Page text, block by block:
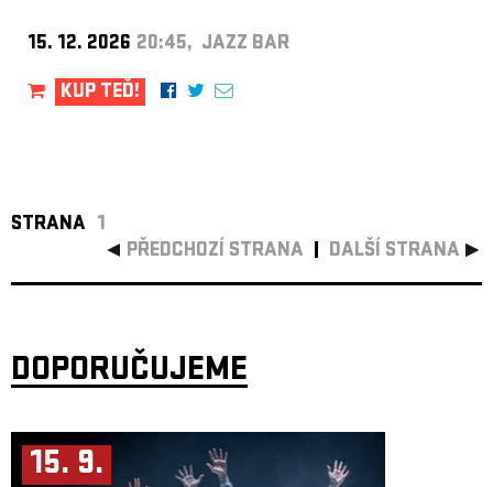
15. 12. 2026 20:45, JAZZ BAR
KUP TEĎ!
STRANA 1
PŘEDCHOZÍ STRANA
DALŠÍ STRANA
DOPORUČUJEME
15. 9.